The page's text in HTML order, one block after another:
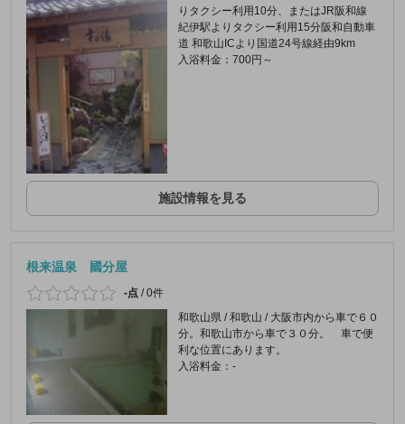
りタクシー利用10分、またはJR阪和線
紀伊駅よりタクシー利用15分阪和自動車
道 和歌山ICより国道24号線経由9km
入浴料金：700円～
施設情報を見る
根来温泉 國分屋
-点 /0件
和歌山県 / 和歌山 / 大阪市内から車で６０
分。和歌山市から車で３０分。 車で便
利な位置にあります。
入浴料金：-